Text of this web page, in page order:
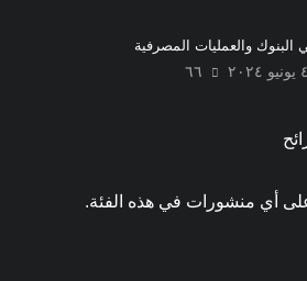
البنوك والعمليات المصرفية
٤ يونيو ٢٠٢٤ ٦٦
على أي منشورات في هذه الفئة.